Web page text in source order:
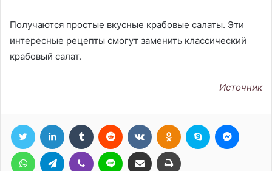
Получаются простые вкусные крабовые салаты. Эти
интересные рецепты смогут заменить классический
крабовый салат.
Источник
Twitter LinkedIn Tumblr Reddit ВконтактеОдноклассники
Skype
WhatsAppTelegram Viber Line Поделиться через электронную почту Печатать